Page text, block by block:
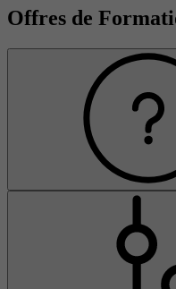
Offres de